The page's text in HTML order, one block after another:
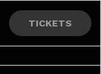
TICKETS